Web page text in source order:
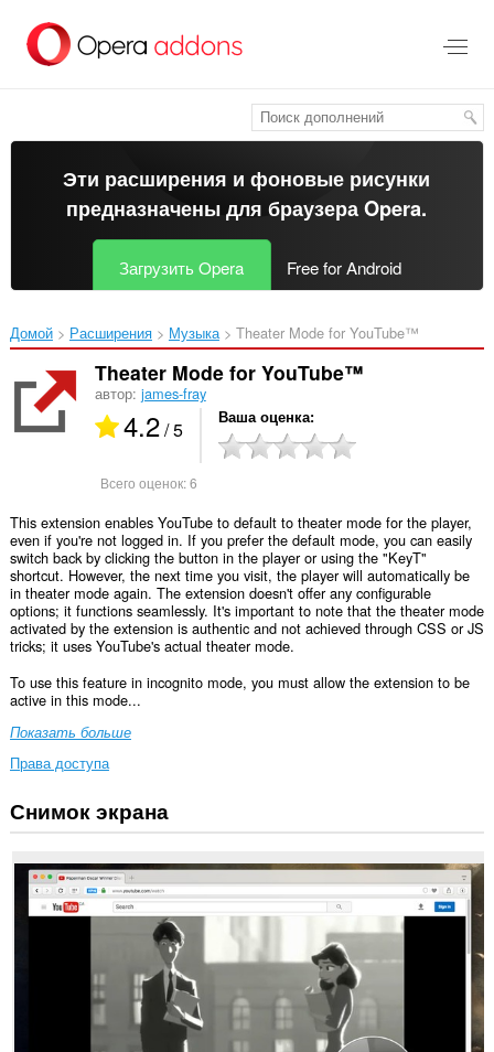
перейти
Эти расширения и фоновые рисунки
предназначены длябраузера Opera.
Загрузить Opera Free for Android
Домой Расширения Музыка Theater Mode for YouTube™‎
Theater Mode for YouTube™
автор: james-fray
4.2/ 5 Ваша оценка
Всего оценок:6
This extension enables YouTube to default to theater mode for the player,
even if you're not logged in. If you prefer the default mode, you can easily
switch back by clicking the button in the player or using the "KeyT"
shortcut. However, the next time you visit, the player will automatically be
in theater mode again. The extension doesn't offer any configurable
options; it functions seamlessly. It's important to note that the theater mode
activated by the extension is authentic and not achieved through CSS or JS
tricks; it uses YouTube's actual theater mode.
To use this feature in incognito mode, you must allow the extension to be
active in this mode...
Показать больше
Права доступа
У
этого
есть
доступ
вашим
Снимок экрана